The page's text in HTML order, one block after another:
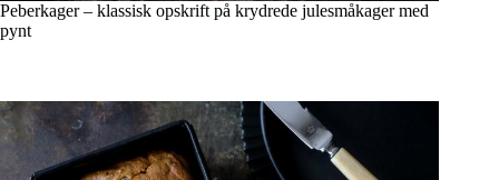
Peberkager – klassisk opskrift på krydrede julesmåkager med
pynt